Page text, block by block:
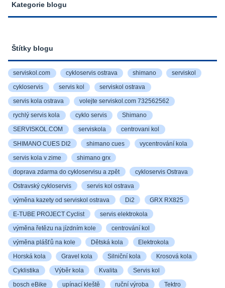
Kategorie blogu
Štítky blogu
serviskol.com cykloservis ostrava shimano serviskol
cykloservis servis kol serviskol ostrava
servis kola ostrava volejte serviskol.com 732562562
rychlý servis kola cyklo servis Shimano
SERVISKOL.COM serviskola centrovani kol
SHIMANO CUES DI2 shimano cues vycentrování kola
servis kola v zime shimano grx
doprava zdarma do cykloservisu a zpět cykloservis Ostrava
Ostravský cykloservis servis kol ostrava
výměna kazety od serviskol ostrava Di2 GRX RX825
E-TUBE PROJECT Cyclist servis elektrokola
výměna řetězu na jízdním kole centrování kol
výměna plášťů na kole Dětská kola Elektrokola
Horská kola Gravel kola Silniční kola Krosová kola
Cyklistika Výběr kola Kvalita Servis kol
bosch eBike upínací kleště ruční výroba Tektro